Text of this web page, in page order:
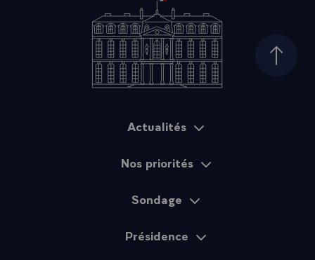
Haut
Actualités
Nos priorités
Sondage
Présidence